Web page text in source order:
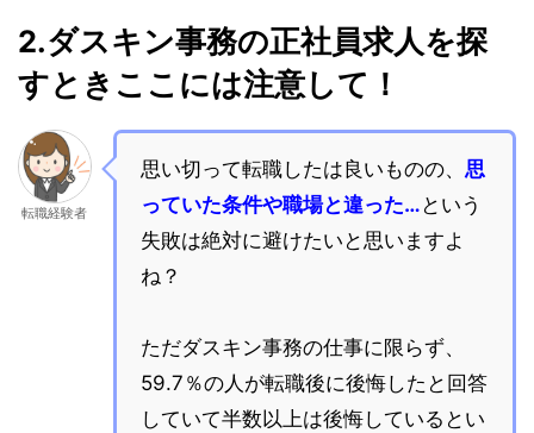
2.ダスキン事務の正社員求人を探
すときここには注意して！
転職経験者
思い切って転職したは良いものの、 思
っていた条件や職場と違った… という
失敗は絶対に避けたいと思いますよ
ね？
ただダスキン事務の仕事に限らず、
59.7％の人が転職後に後悔したと回答
していて半数以上は後悔しているとい